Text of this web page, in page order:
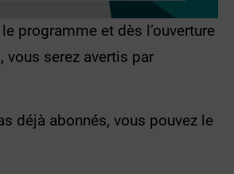
programme et dès l’ouverture
vous serez avertis par
déjà abonnés, vous pouvez le